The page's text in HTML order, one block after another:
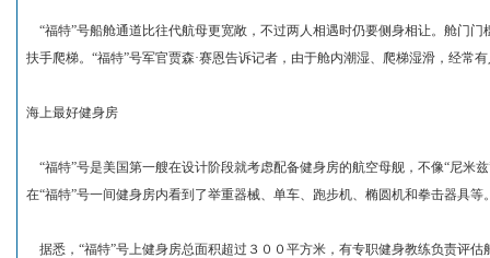
“福特”号船舱通道比往代航母更宽敞，不过两人相遇时仍要侧身相让。舱门
扶手爬梯。“福特”号军官贾森·赛恩告诉记者，由于舱内潮湿、爬梯湿滑，经常
海上最好健身房
“福特”号是美国第一艘在设计阶段就考虑配备健身房的航空母舰，不像“尼米
在“福特”号一间健身房内看到了举重器械、单车、跑步机、椭圆机和拳击器具等
据悉，“福特”号上健身房总面积超过３００平方米，有专职健身教练负责评